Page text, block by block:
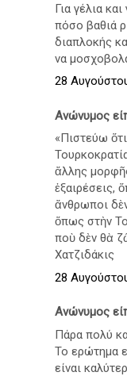
Για γέλια
πόσο βαθιά
διαπλοκής
να
28
Ανώνυμος
«Πιστεύω
ἄλλης
ἐξαιρέσεις,
ἄνθρωποι
ὅπως στὴν
ποὺ δὲν θὰ
Χατζιδάκις
28
Ανώνυμος
Πάρα πολύ
Το ερώτημα
είναι